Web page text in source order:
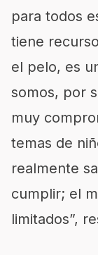
para todos
tiene
el pelo, es
somos, por
muy
temas de
realmente
cumplir; el
limitados”,